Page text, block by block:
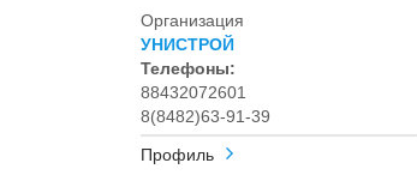
Организация
УНИСТРОЙ
Телефоны:
88432072601
8(8482)63-91-39
Профиль